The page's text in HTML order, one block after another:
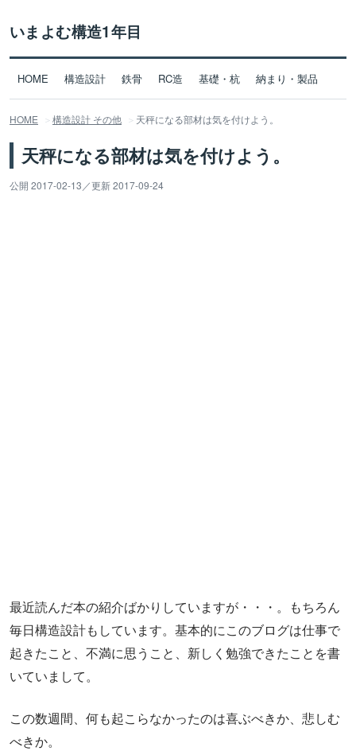
いまよむ構造1年目
HOME 構造設計 鉄骨 RC造 基礎・杭 納まり・製品
HOME 構造設計 その他 天秤になる部材は気を付けよう。
天秤になる部材は気を付けよう。
公開 2017-02-13 ／更新 2017-09-24
最近読んだ本の紹介ばかりしていますが・・・。もちろん
毎日構造設計もしています。基本的にこのブログは仕事で
起きたこと、不満に思うこと、新しく勉強できたことを書
いていまして。
この数週間、何も起こらなかったのは喜ぶべきか、悲しむ
べきか。